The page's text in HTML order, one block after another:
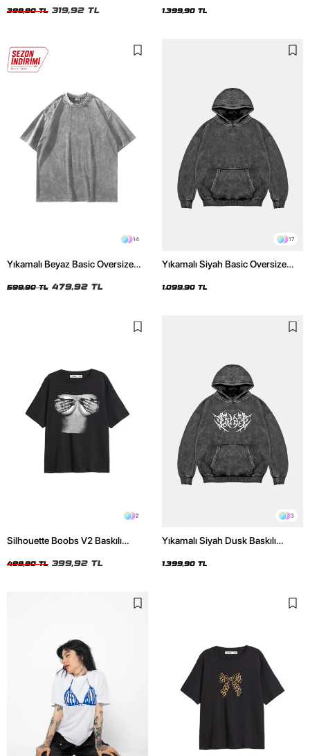
399,90 TL 319,92 TL 1.399,90 TL
14
Yıkamalı Beyaz Basic Oversize
599,90 TL 479,92 TL
17
Yıkamalı Siyah Basic Oversize
1.099,90 TL
2
Silhouette Boobs V2 Baskılı
499,90 TL 399,92 TL
3
Yıkamalı Siyah Dusk Baskılı
1.399,90 TL